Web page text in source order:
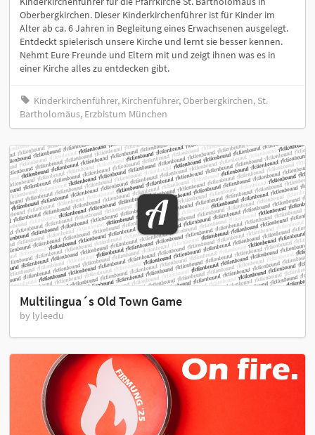
Oberbergkirchen. Dieser Kinderkirchenführer ist für Kinder im
Alter ab ca. 6 Jahren in Begleitung eines Erwachsenen ausgelegt.
Entdeckt spielerisch unsere Kirche und lernt sie besser kennen.
Nehmt Eure Freunde und Eltern mit und zeigt ihnen was es in
einer Kirche alles zu entdecken gibt.
Kinderkirchenführer, Kirchenführer, Oberbergkirchen, St.
Bartholomäus, Erzbistum München
Multilingua´s Old Town Game
by lyleedu